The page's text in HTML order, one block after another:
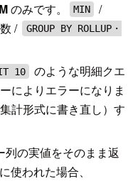
のみです。 MIN /
/
GROUP BY ROLLUP・
10
のような明細クエ
によりエラーになりま
計形式に書き直し）す
列の実値をそのまま返
使われた場合、